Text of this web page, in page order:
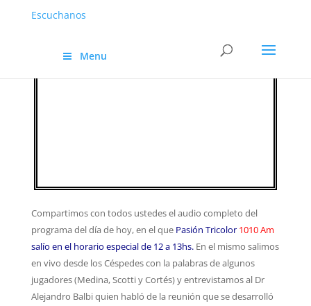
Escuchanos
Menu
Compartimos con todos ustedes el audio completo del
programa del día de hoy, en el quePasión Tricolor 1010 Am
salío en el horario especial de 12 a 13hs. En el mismo salimos
en vivo desde los Céspedes con la palabras de algunos
jugadores (Medina, Scotti y Cortés) y entrevistamos al Dr
Alejandro Balbi quien habló de la reunión que se desarrolló